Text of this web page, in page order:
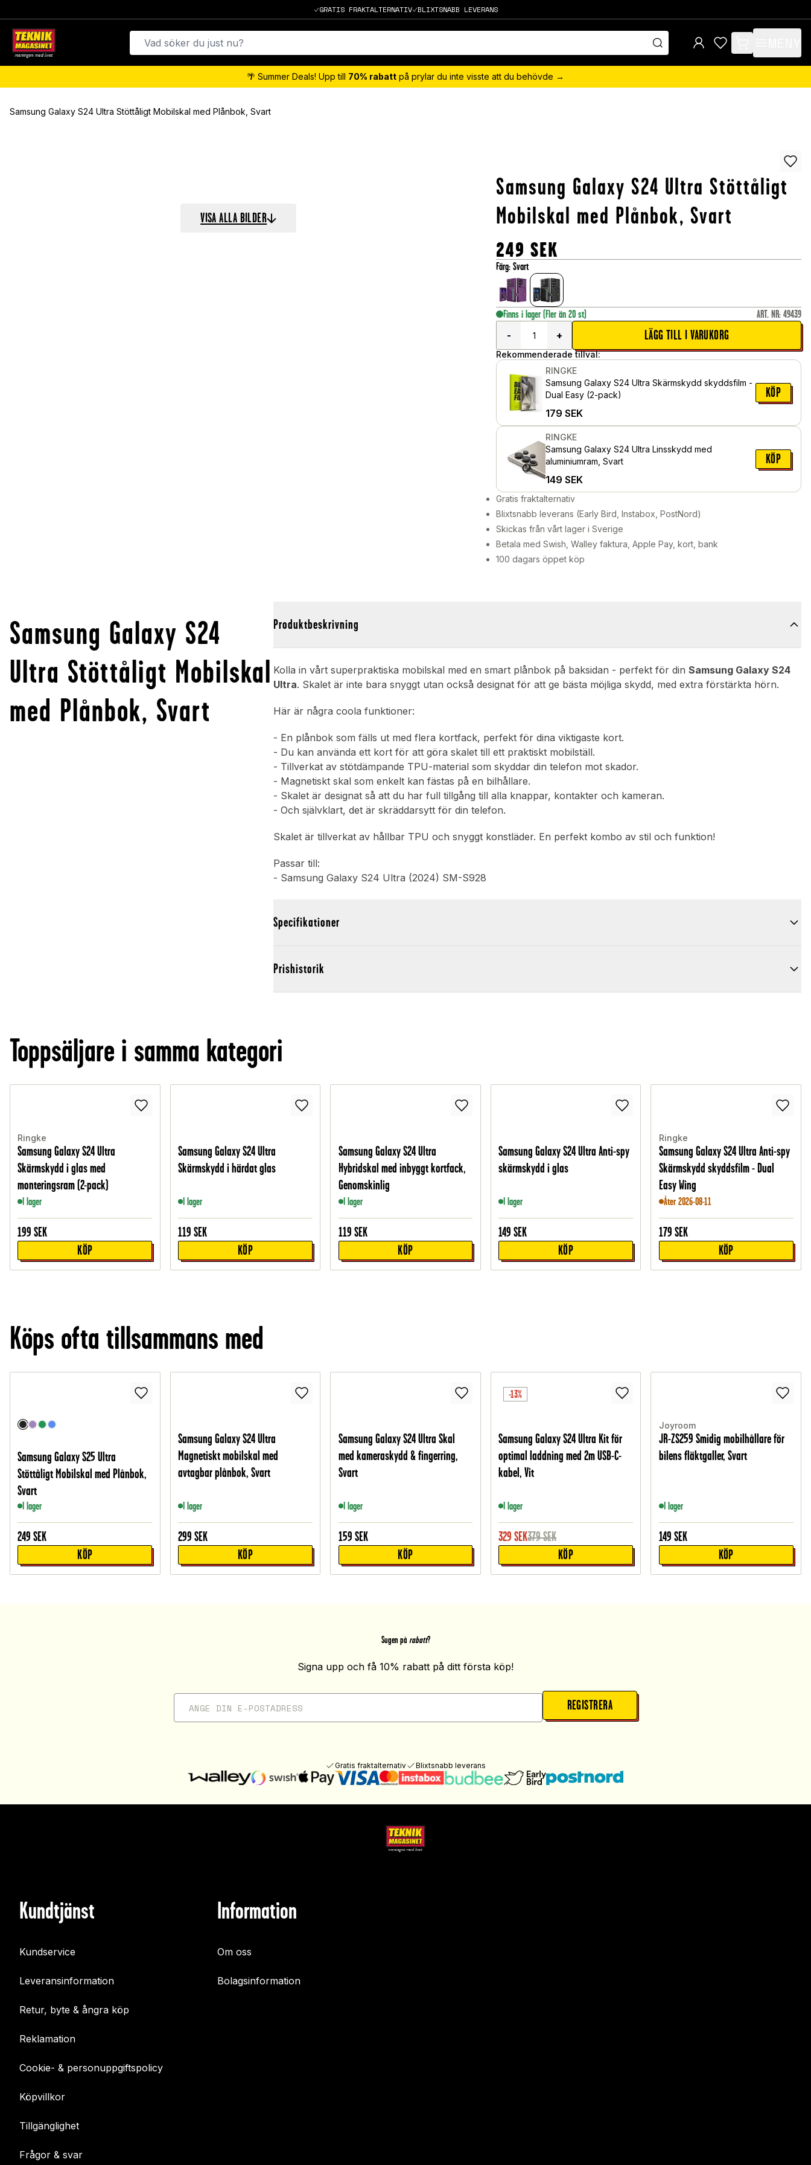
GRATIS FRAKTALTERNATIV BLIXTSNABB LEVERANS
items in cart, view
🌴 Summer Deals! Upp till 70% rabatt på prylar du inte visste att du behövde →
Samsung Galaxy S24 Ultra Stöttåligt Mobilskal med Plånbok, Svart
VISA ALLA BILDER
Samsung Galaxy S24 Ultra Stöttåligt
Mobilskal med Plånbok, Svart
249 SEK
Färg:Svart
Finns i lager (Fler än 20 st) ART. NR: 49439
-
+ LÄGG TILL I VARUKORG
Rekommenderade tillval:
RINGKE
Samsung Galaxy S24 Ultra Skärmskydd skyddsfilm -
Dual Easy (2-pack)
179 SEK
KÖP
RINGKE
Samsung Galaxy S24 Ultra Linsskydd med
aluminiumram, Svart
149 SEK
KÖP
Gratis fraktalternativ
Blixtsnabb leverans (Early Bird, Instabox, PostNord)
Skickas från vårt lager i Sverige
Betala med Swish, Walley faktura, Apple Pay, kort, bank
100 dagars öppet köp
Samsung Galaxy S24
Ultra Stöttåligt Mobilskal
med Plånbok, Svart
Produktbeskrivning
Kolla in vårt superpraktiska mobilskal med en smart plånbok på baksidan - perfekt för dinSamsung Galaxy S24
Ultra. Skalet är inte bara snyggt utan också designat för att ge bästa möjliga skydd, med extra förstärkta hörn.
Här är några coola funktioner:
- En plånbok som fälls ut med flera kortfack, perfekt för dina viktigaste kort.
- Du kan använda ett kort för att göra skalet till ett praktiskt mobilställ.
- Tillverkat av stötdämpande TPU-material som skyddar din telefon mot skador.
- Magnetiskt skal som enkelt kan fästas på en bilhållare.
- Skalet är designat så att du har full tillgång till alla knappar, kontakter och kameran.
- Och självklart, det är skräddarsytt för din telefon.
Skalet är tillverkat av hållbar TPU och snyggt konstläder. En perfekt kombo av stil och funktion!
Passar till:
- Samsung Galaxy S24 Ultra (2024) SM-S928
Specifikationer
Prishistorik
Toppsäljare i samma kategori
Ringke
Samsung Galaxy S24 Ultra
Skärmskydd i glas med
monteringsram (2-pack)
I lager
199 SEK
KÖP
Samsung Galaxy S24 Ultra
Skärmskydd i härdat glas
I lager
119 SEK
KÖP
Samsung Galaxy S24 Ultra
Hybridskal med inbyggt kortfack,
Genomskinlig
I lager
119 SEK
KÖP
Samsung Galaxy S24 Ultra Anti-spy
skärmskydd i glas
I lager
149 SEK
KÖP
Ringke
Samsung Galaxy S24 Ultra Anti-spy
Skärmskydd skyddsfilm - Dual
Easy Wing
Åter 2026-08-11
179 SEK
KÖP
Köps ofta tillsammans med
Samsung Galaxy S25 Ultra
Stöttåligt Mobilskal med Plånbok,
Svart
I lager
249 SEK
KÖP
Samsung Galaxy S24 Ultra
Magnetiskt mobilskal med
avtagbar plånbok, Svart
I lager
299 SEK
KÖP
Samsung Galaxy S24 Ultra Skal
med kameraskydd & fingerring,
Svart
I lager
159 SEK
KÖP
-13%
Samsung Galaxy S24 Ultra Kit för
optimal laddning med 2m USB-C-
kabel, Vit
I lager
329 SEK379SEK
KÖP
Joyroom
JR-ZS259 Smidig mobilhållare för
bilens fläktgaller, Svart
I lager
149 SEK
KÖP
Sugen på rabatt?
Signa upp och få 10% rabatt på ditt första köp!
REGISTRERA
Gratis fraktalternativ Blixtsnabb leverans
Kundtjänst
Kundservice
Leveransinformation
Retur, byte & ångra köp
Reklamation
Cookie- & personuppgiftspolicy
Köpvillkor
Tillgänglighet
Frågor & svar
Information
Om oss
Bolagsinformation